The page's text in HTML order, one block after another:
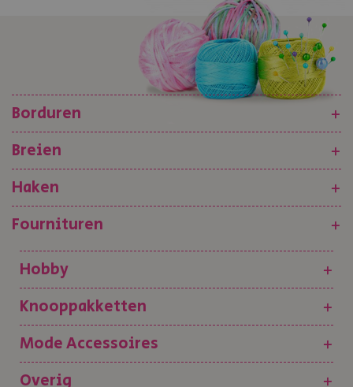
Borduren
+
Breien
+
Haken
+
Fournituren
+
Hobby
+
Knooppakketten
+
Mode Accessoires
+
Overig
+